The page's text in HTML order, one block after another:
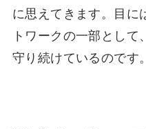
に思えてきます。目に
トワークの一部とし
守り続けているのです。